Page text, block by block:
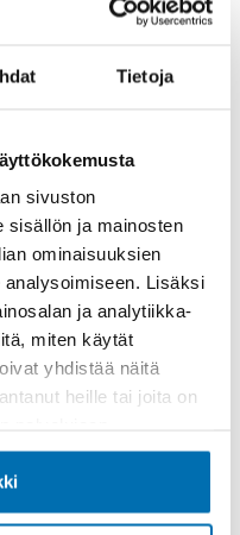
Tietoja
sivuston
sisällön ja mainosten
ominaisuuksien
Lisäksi
ja analytiikka-
miten käytät
yhdistää näitä
heille tai joita on